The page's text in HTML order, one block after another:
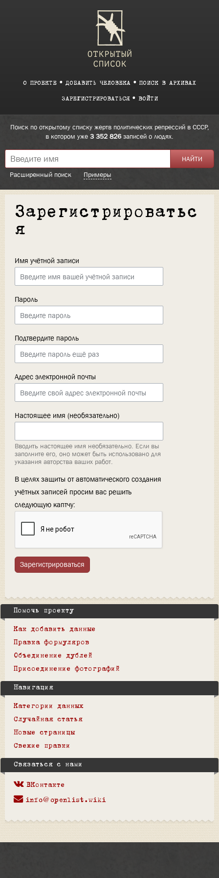
О ПРОЕКТЕ ДОБАВИТЬ ЧЕЛОВЕКА ПОИСК В АРХИВАХ
ЗАРЕГИСТРИРОВАТЬСЯ ВОЙТИ
Поиск по открытому списку жертв политических репрессий в СССР,
в котором уже 3 352 826записей о людях.
Расширенный поиск Примеры
Зарегистрироватьс
я
Имя учётной записи
Пароль
Подтвердите пароль
Адрес электронной почты
Настоящее имя (необязательно)
Вводить настоящее имя необязательно. Если вы
заполните его, оно может быть использовано для
указания авторства ваших работ.
В целях защиты от автоматического создания
учётных записей просим вас решить
следующую каптчу:
Зарегистрироваться
Помочь проекту
Как добавить данные
Правка формуляров
Объединение дублей
Присоединение фотографий
Навигация
Категории данных
Случайная статья
Новые страницы
Свежие правки
Связаться с нами
ВКонтакте
info@openlist.wiki